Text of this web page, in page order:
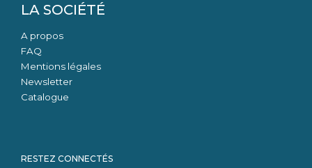
LA SOCIÉTÉ
A propos
FAQ
Mentions légales
Newsletter
Catalogue